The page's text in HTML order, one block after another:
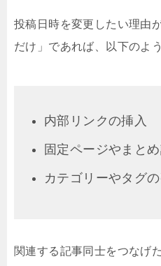
投稿日時を変更したい理由
だけ」であれば、以下のよ
内部リンクの挿入
固定ページやまと
カテゴリーやタグ
関連する記事同士をつなげ